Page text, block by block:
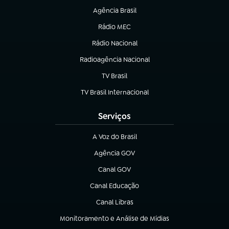
Agência Brasil
(abre em nova aba)
Rádio MEC
(abre em nova aba)
Rádio Nacional
Radioagência Nacional
(abre em nova aba)
TV Brasil
(abre em nova aba)
TV Brasil Internacional
(abre em nova aba)
Serviços
A Voz do Brasil
(abre em nova aba)
Agência GOV
(abre em nova aba)
Canal GOV
(abre em nova aba)
Canal Educação
(abre em nova aba)
Canal Libras
(abre em nova aba)
Monitoramento e Análise de Mídias
(abre em nova aba)